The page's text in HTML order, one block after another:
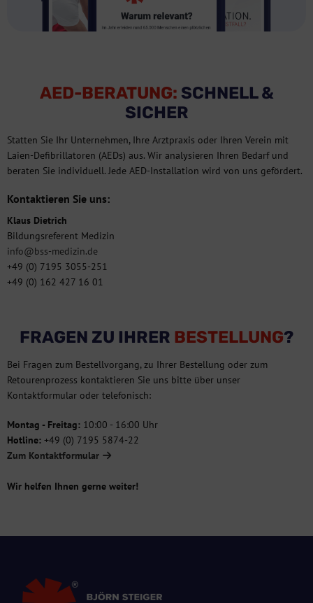
AED-BERATUNG: SCHNELL &
SICHER
Statten Sie Ihr Unternehmen, Ihre Arztpraxis oder Ihren Verein mit
Laien-Defibrillatoren (AEDs) aus. Wir analysieren Ihren Bedarf und
beraten Sie individuell. Jede AED-Installation wird von uns gefördert.
Kontaktieren Sie uns:
Klaus Dietrich
Bildungsreferent Medizin
info@bss-medizin.de
+49 (0) 7195 3055-251
+49 (0) 162 427 16 01
FRAGEN ZU IHRER BESTELLUNG?
Bei Fragen zum Bestellvorgang, zu Ihrer Bestellung oder zum
Retourenprozess kontaktieren Sie uns bitte über unser
Kontaktformular oder telefonisch:
Montag - Freitag: 10:00 - 16:00 Uhr
Hotline: +49 (0) 7195 5874-22
Zum Kontaktformular
Wir helfen Ihnen gerne weiter!